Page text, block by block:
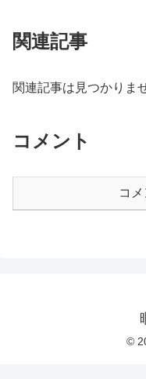
関連記事
関連記事は見つかりま
コメント
コ
©